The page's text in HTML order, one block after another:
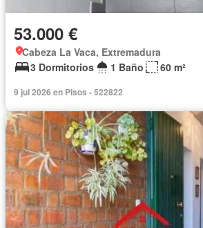
53.000 €
Cabeza La Vaca, Extremadura
3 Dormitorios
1 Baño 60 m²
9 jul 2026 en Pisos - 522822